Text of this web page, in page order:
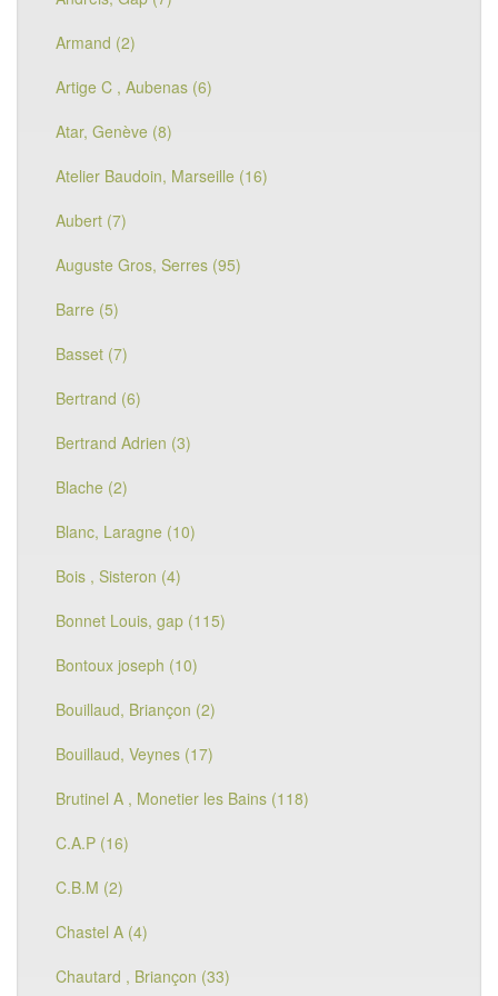
Armand (2)
Artige C , Aubenas (6)
Atar, Genève (8)
Atelier Baudoin, Marseille (16)
Aubert (7)
Auguste Gros, Serres (95)
Barre (5)
Basset (7)
Bertrand (6)
Bertrand Adrien (3)
Blache (2)
Blanc, Laragne (10)
Bois , Sisteron (4)
Bonnet Louis, gap (115)
Bontoux joseph (10)
Bouillaud, Briançon (2)
Bouillaud, Veynes (17)
Brutinel A , Monetier les Bains (118)
C.A.P (16)
C.B.M (2)
Chastel A (4)
Chautard , Briançon (33)